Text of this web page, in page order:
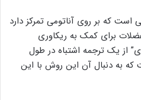
که بر روی آناتومی تمرکز دارد
برای کمک به ریکاوری
از یک ترجمه اشتباه در طول
به دنبال آن این روش با این